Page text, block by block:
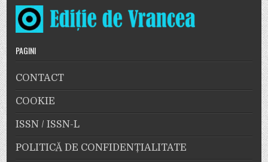
PAGINI
CONTACT
COOKIE
ISSN / ISSN-L
POLITICĂ DE CONFIDENȚIALITATE